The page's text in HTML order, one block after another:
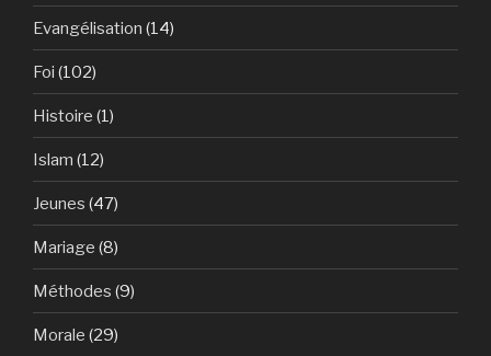
Evangélisation (14)
Foi (102)
Histoire (1)
Islam (12)
Jeunes (47)
Mariage (8)
Méthodes (9)
Morale (29)